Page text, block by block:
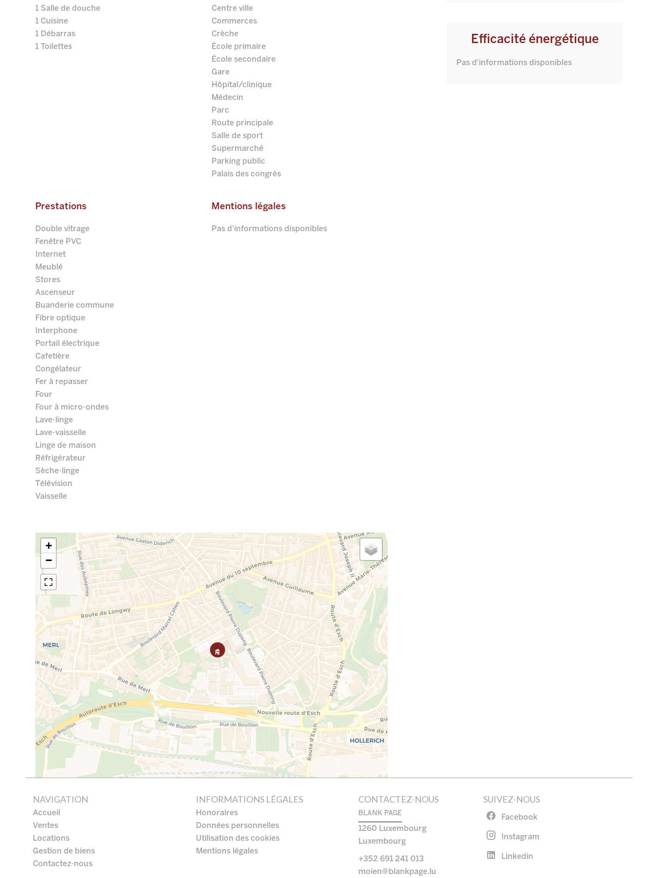
1 Salle de douche
1 Cuisine
1 Débarras
1 Toilettes
Centre ville
Commerces
Crèche
École primaire
École secondaire
Gare
Hôpital/clinique
Médecin
Parc
Route principale
Salle de sport
Supermarché
Parking public
Palais des congrès
Prestations
Double vitrage
Fenêtre PVC
Internet
Meublé
Stores
Ascenseur
Buanderie commune
Fibre optique
Interphone
Portail électrique
Cafetière
Congélateur
Fer à repasser
Four
Four à micro-ondes
Lave-linge
Lave-vaisselle
Linge de maison
Réfrigérateur
Sèche-linge
Télévision
Vaisselle
Mentions légales
Pas d'informations disponibles
+
−
Efficacité énergétique
Pas d'informations disponibles
NAVIGATION
Accueil
Ventes
Locations
Gestion de biens
Contactez-nous
INFORMATIONS LÉGALES
Honoraires
Données personnelles
Utilisation des cookies
Mentions légales
CONTACTEZ-NOUS
BLANK PAGE
1260 Luxembourg
Luxembourg
+352 691 241 013
moien@blankpage.lu
SUIVEZ-NOUS
Facebook
Instagram
Linkedin